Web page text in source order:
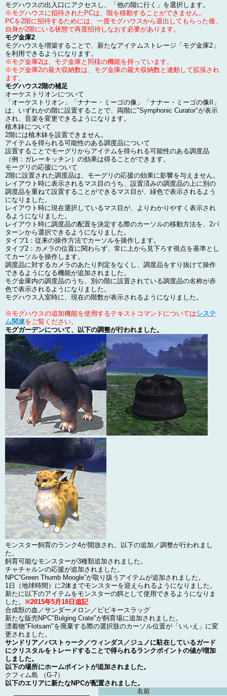
モグハウスの出入口にアクセスし、「他の階に行く」を選択します。
※モグハウスに招待されたPCは、階を移動することができません。
PCを2階に招待するためには、一度モグハウスから退出してもらった後、
自身が2階にいる状態で再度招待しなおす必要があります。
モグ金庫2
モグハウスを増築することで、新たなアイテムストレージ「モグ金庫2」
を利用できるようになります。
※モグ金庫2は、モグ金庫と同様の機能を持っています。
※モグ金庫2の最大収納数は、モグ金庫の最大収納数と連動して拡張され
ます。
モグハウス2階の補足
オーケストリオンについて
「オーケストリオン」「ナナー・ミーゴの像」「ナナー・ミーゴの像II」
は、いずれかの階に設置することで、両階に"Symphonic Curator"が表示
され、音楽を変更できるようになります。
植木鉢について
2階には植木鉢を設置できません。
アイテムを得られる可能性のある調度品について
設置することでモーグリからアイテムを得られる可能性のある調度品
（例：ガレーキッチン）の効果は得ることができます。
モーグリの応援について
2階に設置された調度品は、モーグリの応援の効果に影響を与えません。
レイアウト時に表示されるマス目のうち、設置済みの調度品の上に別の
調度品を重ねて設置することができるマス目が、緑色で表示されるよう
になりました。
レイアウト時に現在選択しているマス目が、よりわかりやすく表示され
るようになりました。
レイアウト時に調度品の配置を決定する際のカーソルの移動方法を、2パ
ターンから選択できるようになりました。
タイプ1：従来の操作方法でカーソルを操作します。
タイプ2：カメラの位置に関わらず、常に上から見下ろす視点を基準とし
てカーソルを操作します。
調度品に対するカメラのあたり判定をなくし、調度品をすり抜けて操作
できるようになる機能が追加されました。
モグ金庫内の調度品のうち、別の階に設置されている調度品の名称が赤
色で表示されるようになりました。
モグハウス入室時に、現在の階数が表示されるようになりました。
※モグハウスの追加機能を使用するテキストコマンドについてはシステ
ム関連をご覧ください。
モグガーデンについて、以下の調整が行われました。
モンスター飼育のランク4が開放され、以下の追加／調整が行われまし
た。
飼育可能なモンスターが3種類追加されました。
チャチャルンの応援が追加されました。
NPC“Green Thumb Moogle”が取り扱うアイテムが追加されました。
1日（地球時間）に2体までモンスターを迎えられるようになりました。
新たに以下のアイテムをモンスターの餌として使用できるようになりま
した。 ※2015年5月18日追記
合成獣の血／サンダーメロン／ビビキースラッグ
新たな販売NPC"Bulging Crate"が飼育場に追加されました。
漂着物"Flotsam"を廃棄する際の選択肢のカーソル位置が「いいえ」に変
更されました。
サンドリア／バストゥーク／ウィンダス／ジュノに駐在しているガード
にクリスタルをトレードすることで得られるランクポイントの値が増加
しました。
以下の場所にホームポイントが追加されました。
クフィム島 （G-7）
以下のエリアに新たなNPCが配置されました。
名前